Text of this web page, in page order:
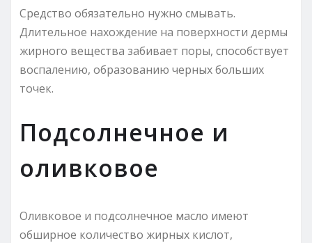
Средство обязательно нужно смывать.
Длительное нахождение на поверхности дермы
жирного вещества забивает поры, способствует
воспалению, образованию черных больших
точек.
Подсолнечное и
оливковое
Оливковое и подсолнечное масло имеют
обширное количество жирных кислот,